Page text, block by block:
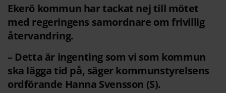
Ekerö kommun har tackat nej till mötet
med regeringens samordnare om frivillig
återvandring.
– Detta är ingenting som vi som kommun
ska lägga tid på, säger kommunstyrelsens
ordförande Hanna Svensson (S).